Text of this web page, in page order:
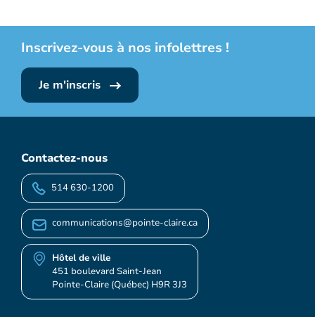
Inscrivez-vous à nos infolettres !
Je m'inscris
Contactez-nous
514 630-1200
communications@pointe-claire.ca
Hôtel de ville
451 boulevard Saint-Jean
Pointe-Claire (Québec) H9R 3J3